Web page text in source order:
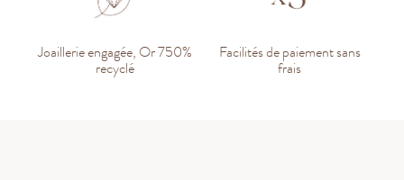
Joaillerie engagée, Or 750%
recyclé
Facilités de paiement sans
frais